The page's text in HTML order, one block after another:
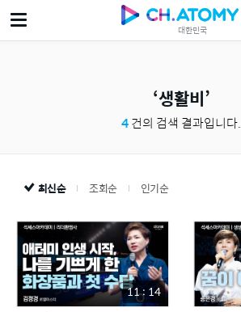
대한민국
생활비
4건의 검색 결과입니다.
최신순 조회순 인기순
11 : 14